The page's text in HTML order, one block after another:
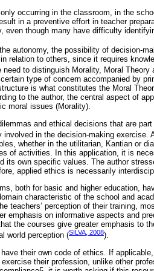
occurring in the classroom, in the
in a preventive effort in teacher
even though many have difficulty
autonomy, the possibility of decision-
relation to others, since it requires
need to distinguish Morality, Moral
type of concern accompanied by
is what constitutes the Moral
to the author, the central aspect of
moral issues (Morality).
and ethical decisions that are
involved in the decision-making exercise.
whether in the utilitarian, Kantian or
of activities. In this application, it is
its own specific values. The author
applied ethics is necessarily
both for basic and higher education,
characteristic of the school and
teachers’ perception of their training,
emphasis on informative aspects and
the courses give greater emphasis to
world perception (SILVA, 2008).
their own code of ethics. If
their profession, unlike other